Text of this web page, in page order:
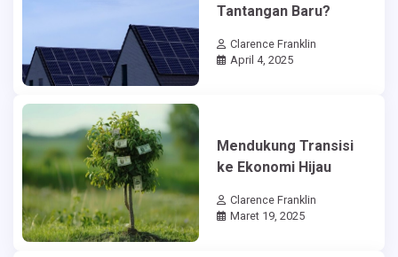
Tantangan Baru?
Clarence Franklin
April 4, 2025
Mendukung Transisi
ke Ekonomi Hijau
Clarence Franklin
Maret 19, 2025